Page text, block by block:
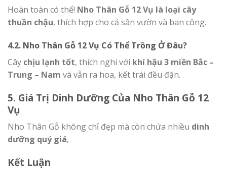
Hoàn toàn có thể! Nho Thân Gỗ 12 Vụ là loại cây
thuần chậu, thích hợp cho cả sân vườn và ban công.
4.2. Nho Thân Gỗ 12 Vụ Có Thể Trồng Ở Đâu?
Cây chịu lạnh tốt, thích nghi với khí hậu 3 miền Bắc –
Trung – Nam và vẫn ra hoa, kết trái đều đặn.
5. Giá Trị Dinh Dưỡng Của Nho Thân Gỗ 12
Vụ
Nho Thân Gỗ không chỉ đẹp mà còn chứa nhiều dinh
dưỡng quý giá,
Kết Luận